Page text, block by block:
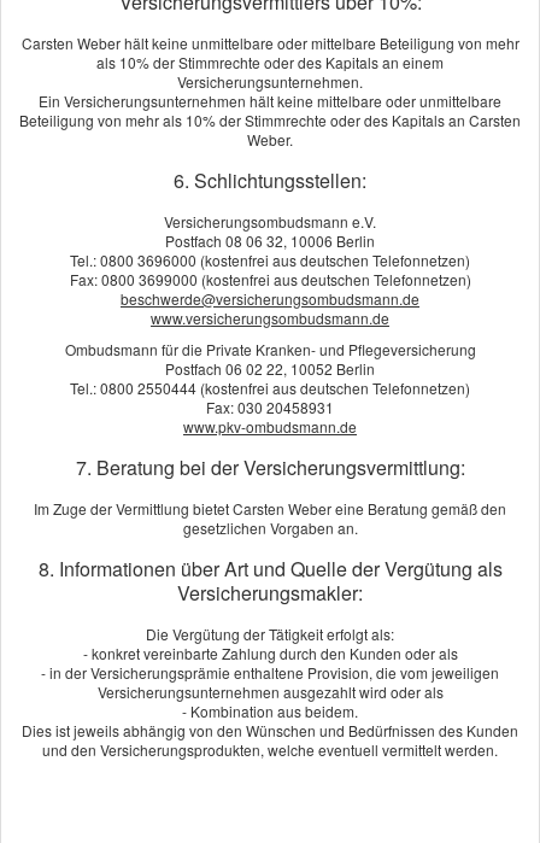
Sie nehmen die Zukunft in die Hand und bauen Ihr Eigenheim.
Als verantwortungsvoller Bauherr wissen Sie, dass gerade
private Bauvorhaben lückenlos abgesichert werden müssen.
Als privater Bauherr sollten Sie die Bauleistungsversicherung
in jedem Fall abschließen. Denn sie ersetzt die während der
Baumaterialien, ganz gleich wer von den Baubeteiligten dafür
Kran fallen und die Dachkonstruktion beschädigen.
Bauunfälle passieren leider sehr häufig, meistens durch einen
schlechten Bauuntergrund, höhere Gewalt oder Vandalismus.
Ihr Vorteil: Der Versicherungsschutz gilt auch für die
Leistungen der Subunternehmer.
Versichert sind:
Die gesamten Neubauleistungen
Gelagerte Baustoffe und Bauteile
Schäden durch Bauunfälle
Carsten Weber hält keine unmittelbare oder mittelbare Beteiligung von mehr
als 10% der Stimmrechte oder des Kapitals an einem
Versicherungsunternehmen.
Ein Versicherungsunternehmen hält keine mittelbare oder unmittelbare
Beteiligung von mehr als 10% der Stimmrechte oder des Kapitals an Carsten
Weber.
6. Schlichtungsstellen:
Versicherungsombudsmann e.V.
Postfach 08 06 32, 10006 Berlin
Tel.: 0800 3696000 (kostenfrei aus deutschen Telefonnetzen)
Fax: 0800 3699000 (kostenfrei aus deutschen Telefonnetzen)
beschwerde@versicherungsombudsmann.de
www.versicherungsombudsmann.de
Ombudsmann für die Private Kranken- und Pflegeversicherung
Postfach 06 02 22, 10052 Berlin
Tel.: 0800 2550444 (kostenfrei aus deutschen Telefonnetzen)
Fax: 030 20458931
www.pkv-ombudsmann.de
7. Beratung bei der Versicherungsvermittlung:
Im Zuge der Vermittlung bietet Carsten Weber eine Beratung gemäß den
gesetzlichen Vorgaben an.
8. Informationen über Art und Quelle der Vergütung als
Versicherungsmakler:
Die Vergütung der Tätigkeit erfolgt als:
- konkret vereinbarte Zahlung durch den Kunden oder als
- in der Versicherungsprämie enthaltene Provision, die vom jeweiligen
Versicherungsunternehmen ausgezahlt wird oder als
- Kombination aus beidem.
Dies ist jeweils abhängig von den Wünschen und Bedürfnissen des Kunden
und den Versicherungsprodukten, welche eventuell vermittelt werden.